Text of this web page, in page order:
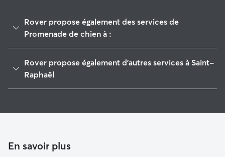
Rover propose également des services de
Promenade de chien à :
Les Adrets-de-l'Estérel
Cannes
Le Cannet
Rover propose également d'autres services à Saint-
Raphaël
Garderie pour chien à Saint-Raphaël
En savoir plus